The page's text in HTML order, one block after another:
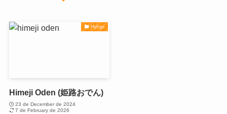
Hyōgo
Himeji Oden (姫路おでん)
23 de December de 2024
7 de February de 2026